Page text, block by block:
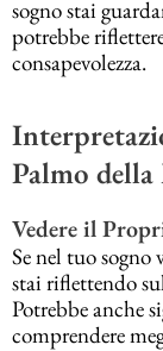
sogno stai
potrebbe
consapevolezza.
Palmo
Vedere il
Se nel tuo
stai riflettendo
Potrebbe anche
comprendere